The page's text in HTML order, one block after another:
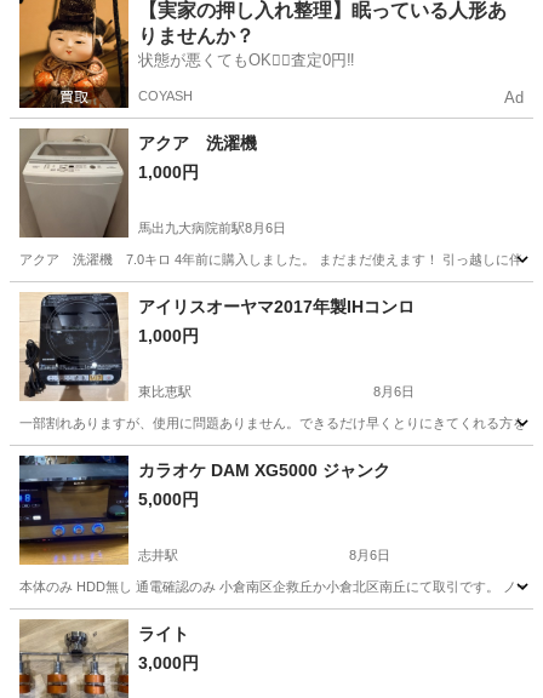
福岡 福岡市 東比恵駅 キッチン家電 コンロ
【実家の押し入れ整理】眠っている人形あ
りませんか？
状態が悪くてもOK🙆‍♀️査定0円‼️
COYASH Ad
アクア 洗濯機
1,000円
馬出九大病院前駅8月6日
アクア 洗濯機 7.0キロ 4年前に購入しました。 まだまだ使えます！ 引っ越しに伴い
福岡 福岡市 馬出九大病院前駅 生活家電
アイリスオーヤマ2017年製IHコンロ
1,000円
東比恵駅 8月6日
一部割れありますが、使用に問題ありません。できるだけ早くとりにきてくれる方を
福岡 福岡市 東比恵駅 コンロ
カラオケ DAM XG5000 ジャンク
5,000円
志井駅 8月6日
本体のみ HDD無し 通電確認のみ 小倉南区企救丘か小倉北区南丘にて取引です。 ノー
福岡 北九州市 志井駅
ライト
3,000円